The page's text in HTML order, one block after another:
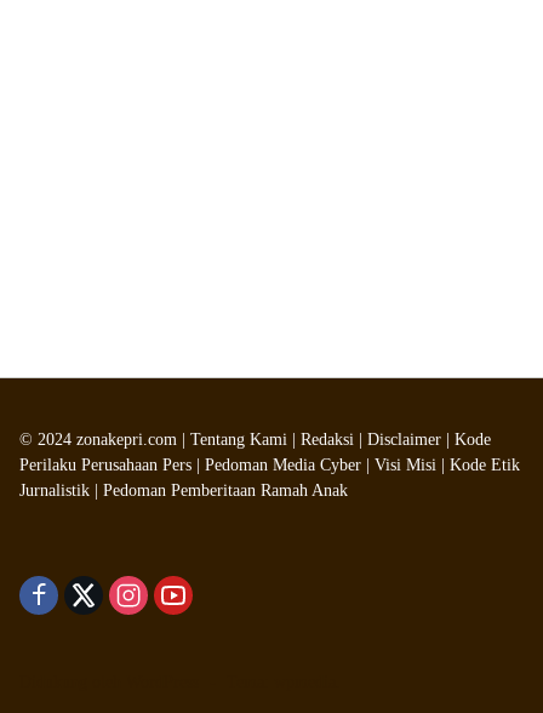
© 2024 zonakepri.com | Tentang Kami | Redaksi | Disclaimer | Kode
Perilaku Perusahaan Pers | Pedoman Media Cyber | Visi Misi | Kode Etik
Jurnalistik | Pedoman Pemberitaan Ramah Anak